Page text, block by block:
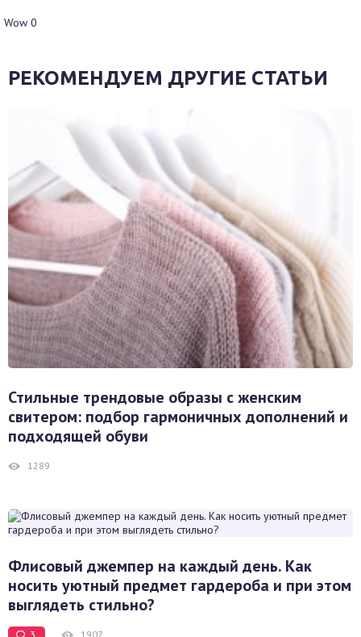
Wow 0
РЕКОМЕНДУЕМ ДРУГИЕ СТАТЬИ
Стильные трендовые образы с женским
свитером: подбор гармоничных дополнений и
подходящей обуви
1289
Флисовый джемпер на каждый день. Как
носить уютный предмет гардероба и при этом
выглядеть стильно?
3 1907